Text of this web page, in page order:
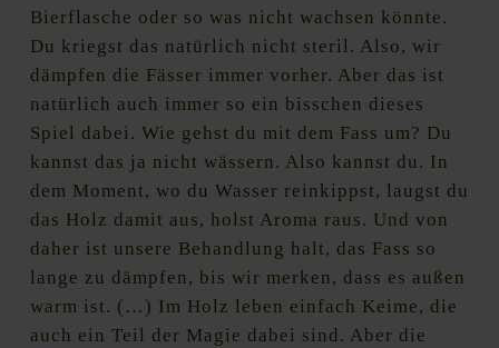
Bierflasche oder so was nicht wachsen könnte.
Du kriegst das natürlich nicht steril. Also, wir
dämpfen die Fässer immer vorher. Aber das ist
natürlich auch immer so ein bisschen dieses
Spiel dabei. Wie gehst du mit dem Fass um? Du
kannst das ja nicht wässern. Also kannst du. In
dem Moment, wo du Wasser reinkippst, laugst du
das Holz damit aus, holst Aroma raus. Und von
daher ist unsere Behandlung halt, das Fass so
lange zu dämpfen, bis wir merken, dass es außen
warm ist. (…) Im Holz leben einfach Keime, die
auch ein Teil der Magie dabei sind. Aber die